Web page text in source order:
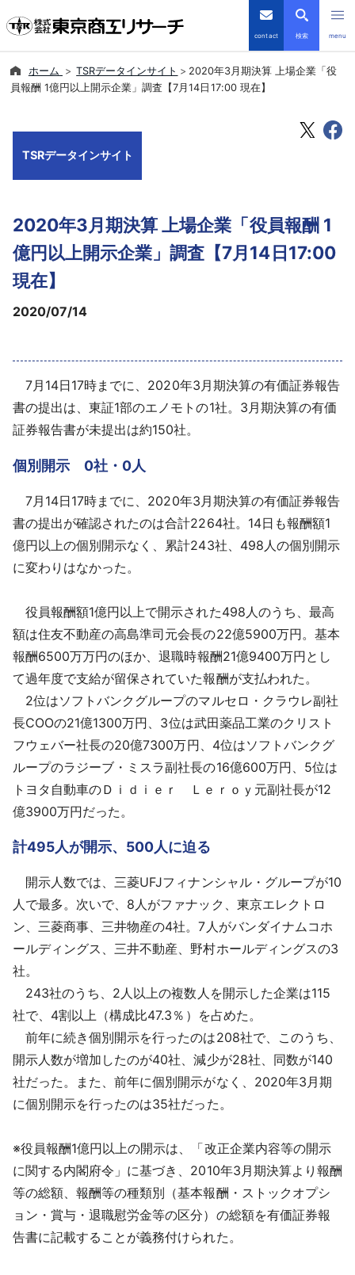
contact 検索 menu
倒産・注目企業情報
会社案内
よくあるご質問
English
ホーム TSRデータインサイト
2020年3月期決算 上場企業「役
員報酬 1億円以上開示企業」調査【7月14日17:00 現在】
TSRデータインサイト
2020年3月期決算 上場企業「役員報酬 1
億円以上開示企業」調査【7月14日17:00
現在】
2020/07/14
7月14日17時までに、2020年3月期決算の有価証券報告
書の提出は、東証1部のエノモトの1社。3月期決算の有価
証券報告書が未提出は約150社。
個別開示 0社・0人
7月14日17時までに、2020年3月期決算の有価証券報告
書の提出が確認されたのは合計2264社。14日も報酬額1
億円以上の個別開示なく、累計243社、498人の個別開示
に変わりはなかった。
役員報酬額1億円以上で開示された498人のうち、最高
額は住友不動産の高島準司元会長の22億5900万円。基本
報酬6500万万円のほか、退職時報酬21億9400万円とし
て過年度で支給が留保されていた報酬が支払われた。
2位はソフトバンクグループのマルセロ・クラウレ副社
長COOの21億1300万円、3位は武田薬品工業のクリスト
フウェバー社長の20億7300万円、4位はソフトバンクグ
ループのラジーブ・ミスラ副社長の16億600万円、5位は
トヨタ自動車のＤｉｄｉｅｒ Ｌｅｒｏｙ元副社長が12
億3900万円だった。
計495人が開示、500人に迫る
開示人数では、三菱UFJフィナンシャル・グループが10
人で最多。次いで、8人がファナック、東京エレクトロ
ン、三菱商事、三井物産の4社。7人がバンダイナムコホ
ールディングス、三井不動産、野村ホールディングスの3
社。
243社のうち、2人以上の複数人を開示した企業は115
社で、4割以上（構成比47.3％）を占めた。
前年に続き個別開示を行ったのは208社で、このうち、
開示人数が増加したのが40社、減少が28社、同数が140
社だった。また、前年に個別開示がなく、2020年3月期
に個別開示を行ったのは35社だった。
※役員報酬1億円以上の開示は、「改正企業内容等の開示
に関する内閣府令」に基づき、2010年3月期決算より報酬
等の総額、報酬等の種類別（基本報酬・ストックオプシ
ョン・賞与・退職慰労金等の区分）の総額を有価証券報
告書に記載することが義務付けられた。